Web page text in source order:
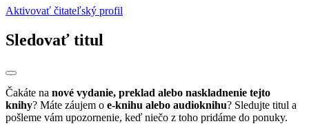
Aktivovať čitateľský profil
Sledovať titul
Čakáte na nové vydanie, preklad alebo naskladnenie tejto
knihy? Máte záujem o e-knihu alebo audioknihu? Sledujte titul a
pošleme vám upozornenie, keď niečo z toho pridáme do ponuky.